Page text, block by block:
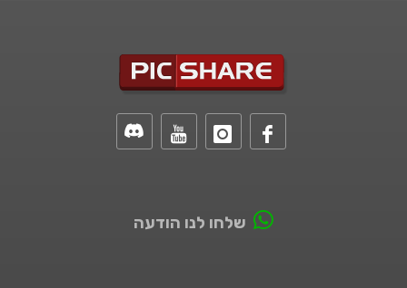
שלחו לנו הודעה